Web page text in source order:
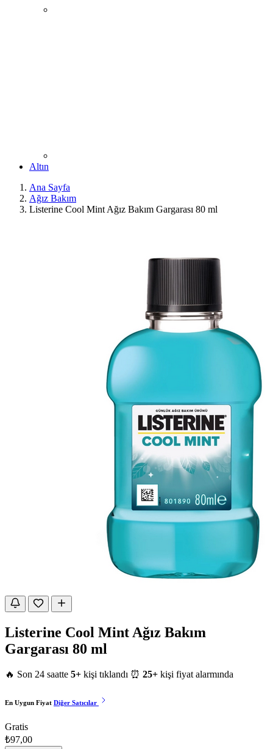
Altın
Ana Sayfa
Ağız Bakım
Listerine Cool Mint Ağız Bakım Gargarası 80 ml
Listerine Cool Mint Ağız Bakım
Gargarası 80 ml
🔥 Son 24 saatte 5+ kişi tıklandı ⏰ 25+ kişi fiyat alarmında
En Uygun Fiyat Diğer Satıcılar
Gratis
₺97,00